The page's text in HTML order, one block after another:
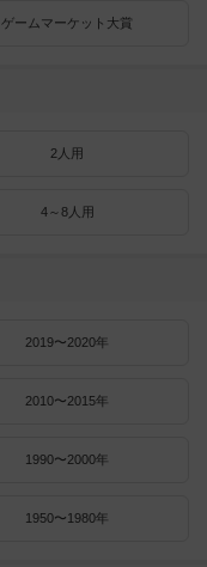
ゲームマーケット大賞
2人用
4～8人用
2019〜2020年
2010〜2015年
1990〜2000年
1950〜1980年